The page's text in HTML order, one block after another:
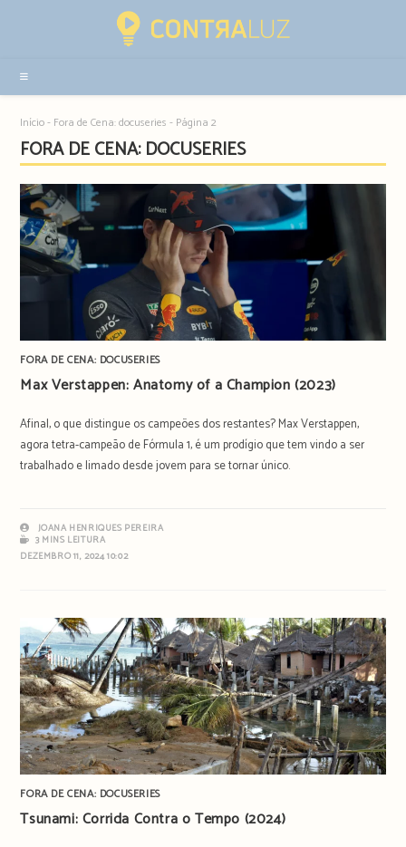
sidebar
Início- Fora de Cena: docuseries - Página 2
FORA DE CENA: DOCUSERIES
FORA DE CENA: DOCUSERIES
Max Verstappen: Anatomy of a Champion (2023)
Afinal, o que distingue os campeões dos restantes? Max Verstappen,
agora tetra-campeão de Fórmula 1, é um prodígio que tem vindo a ser
trabalhado e limado desde jovem para se tornar único.
JOANA HENRIQUES PEREIRA
3 MINS LEITURA
DEZEMBRO 11, 2024 10:02
FORA DE CENA: DOCUSERIES
Tsunami: Corrida Contra o Tempo (2024)